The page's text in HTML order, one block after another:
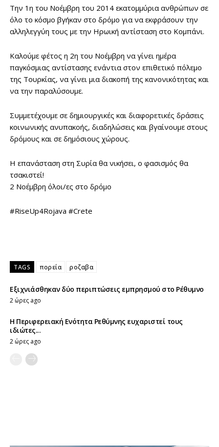
Την 1η του Νοέμβρη του 2014 εκατομμύρια ανθρώπων σε
όλο το κόσμο βγήκαν στο δρόμο για να εκφράσουν την
αλληλεγγύη τους με την Ηρωική αντίσταση στο Κομπάνι.
Καλούμε φέτος η 2η του Νοέμβρη να γίνει ημέρα
παγκόσμιας αντίστασης ενάντια στον επιθετικό πόλεμο
της Τουρκίας, να γίνει μια διακοπή της κανονικότητας και
να την παραλύσουμε.
Συμμετέχουμε σε δημιουργικές και διαφορετικές δράσεις
κοινωνικής ανυπακοής, διαδηλώσεις και βγαίνουμε στους
δρόμους και σε δημόσιους χώρους.
Η επανάσταση στη Συρία θα νικήσει, ο φασισμός θα
τσακιστεί!
2 Νοέμβρη όλοι/ες στο δρόμο
#RiseUp4Rojava #Crete
TAGS πορεία ροζαβα
Εξιχνιάσθηκαν δύο περιπτώσεις εμπρησμού στο Ρέθυμνο
2 ώρες ago
Η Περιφερειακή Ενότητα Ρεθύμνης ευχαριστεί τους
ιδιώτες...
2 ώρες ago